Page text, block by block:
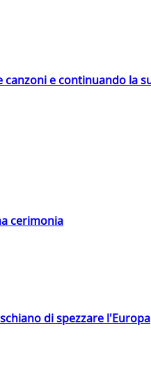
e continuando la
cerimonia
di spezzare l'Europa